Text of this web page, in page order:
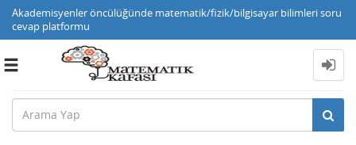
Akademisyenler öncülüğünde matematik/fizik/bilgisayar bilimleri soru
cevap platformu
Toggle